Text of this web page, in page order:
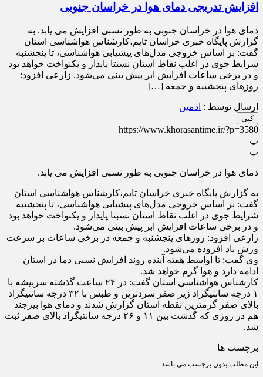
افزایش تدریجی دمای هوا در خراسان جنوبی
دمای هوا در خراسان جنوبی به طور نسبی افزایش می یابد. به
گزارش پایگاه خبری خراسان تایم،کارشناس هواشناسی استان
گفت: بر اساس خروجی مدل‌های پیشیابی هواشناسی، تا پنجشنبه
شرایط جوی در اغلب نقاط استان نسبتا پایدار و یکنواخت خواهد بود
و در برخی ساعات افزایش ابر پیش بینی می‌شود. زارعی افزود:
روز‌های پنجشنبه و جمعه […]
ارسال توسط : ادمین
کپی
https://www.khorasantime.ir/?p=3580
پ
پ
دمای هوا در خراسان جنوبی به طور نسبی افزایش می یابد.
به گزارش پایگاه خبری خراسان تایم،کارشناس هواشناسی استان
گفت: بر اساس خروجی مدل‌های پیشیابی هواشناسی، تا پنجشنبه
شرایط جوی در اغلب نقاط استان نسبتا پایدار و یکنواخت خواهد بود
و در برخی ساعات افزایش ابر پیش بینی می‌شود.
زارعی افزود: روز‌های پنجشنبه و جمعه در برخی ساعات بر سرعت
وزش باد افزوده می‌شود.
وی گفت: تا اواسط هفته آینده روند افزایش نسبی دما در استان
ادامه دارد و هوا گرم خواهد شد.
کارشناس هواشناسی استان گفت: در ۲۴ ساعت گذشته سربیشه با
۱ درجه سانتیگراد زیر صفر سردترین و طبس با ۳۲ درجه سانتیگراد
بالای صفر گرمترین نقطه استان گزارش شدند و دمای هوا بیرجند
هم در روزی که گذشت بین ۱۱ و ۲۶ درجه سانتیگراد بالای صفر ثبت
شد.
برچسب ها
این مطلب بدون برچسب می باشد.